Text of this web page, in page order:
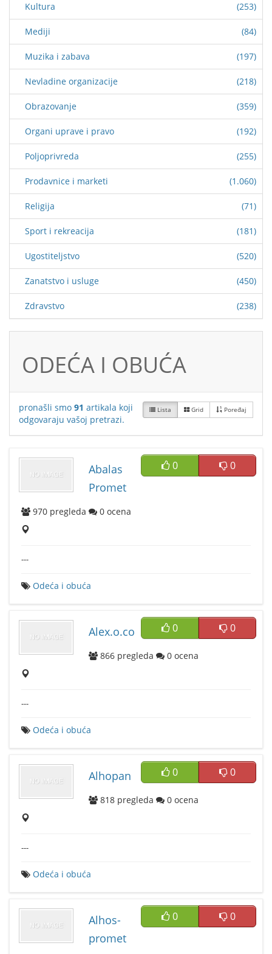
Kultura (253)
Mediji (84)
Muzika i zabava (197)
Nevladine organizacije (218)
Obrazovanje (359)
Organi uprave i pravo (192)
Poljoprivreda (255)
Prodavnice i marketi (1.060)
Religija (71)
Sport i rekreacija (181)
Ugostiteljstvo (520)
Zanatstvo i usluge (450)
Zdravstvo (238)
ODEĆA I OBUĆA
Lista Grid Poređaj
pronašli smo 91 artikala koji
odgovaraju vašoj pretrazi.
0 0
Abalas
Promet
970 pregleda 0 ocena
---
Odeća i obuća
0 0
Alex.o.co
866 pregleda 0 ocena
---
Odeća i obuća
0 0
Alhopan
818 pregleda 0 ocena
---
Odeća i obuća
0 0
Alhos-
promet